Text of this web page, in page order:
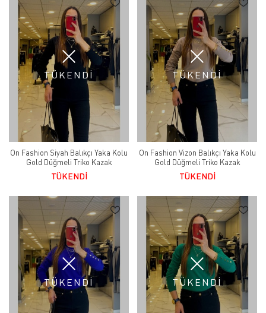
TÜKENDİ
On Fashion Siyah Balıkçı Yaka Kolu
Gold Düğmeli Triko Kazak
TÜKENDİ
TÜKENDİ
On Fashion Vizon Balıkçı Yaka Kolu
Gold Düğmeli Triko Kazak
TÜKENDİ
TÜKENDİ TÜKENDİ